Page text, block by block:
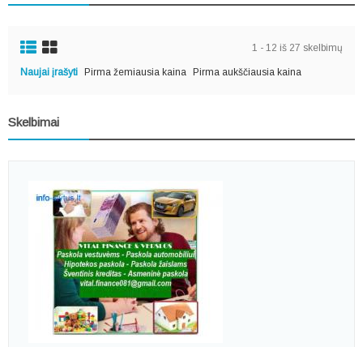
1 - 12 iš 27 skelbimų
Naujai įrašyti Pirma žemiausia kaina Pirma aukščiausia kaina
Skelbimai